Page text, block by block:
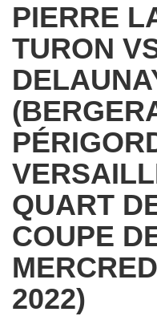
PIERRE
TURON
QUART
COUPE
2022)